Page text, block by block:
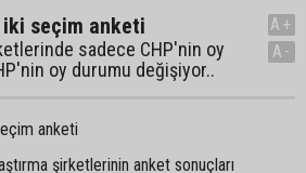
iki seçim anketi
sadece CHP'nin oy
oy durumu değişiyor..
A+
A-
şirketlerinin anket sonuçları